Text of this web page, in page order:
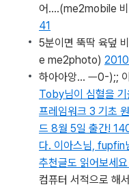
어….(me2mobile
41
5분이면 뚝딱 육덮
e me2photo)
하아아앙… ㅡ0-);;
Toby님이 심혈을 기
프레임워크 3 기초
드 8월 5일 출간!
다. 이아스님, fupfin
추천글도 읽어보세
컴퓨터 서적으로 해